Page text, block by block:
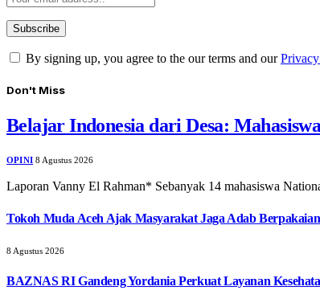
By signing up, you agree to the our terms and our
Don't Miss
Belajar Indonesia dari Desa:
OPINI 8 Agustus 2026
Laporan Vanny El Rahman* Sebanyak 14 mahasiswa
Tokoh Muda Aceh Ajak Masyarakat Jaga Adab
8 Agustus 2026
BAZNAS RI Gandeng Yordania Perkuat Layanan